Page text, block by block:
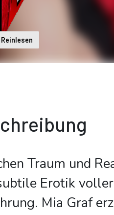
Reinlesen
Traum und
Erotik
Mia Graf